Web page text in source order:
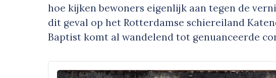
hoe kijken bewoners eigenlijk aan tegen de
dit geval op het Rotterdamse schiereiland
Baptist komt al wandelend tot genuanceerde